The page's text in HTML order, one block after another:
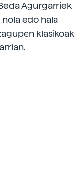
Agurgarriek
edo hala
klasikoak